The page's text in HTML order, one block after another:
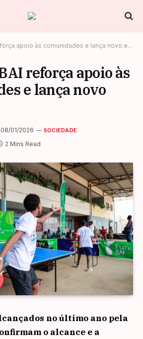
apoio às comunidades e lança novo edital
reforça apoio às
e lança novo
08/01/2026 SOCIEDADE
2 Mins Read
no último ano pela
o alcance e a